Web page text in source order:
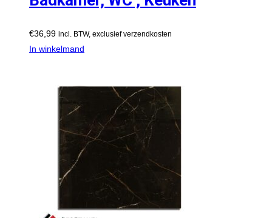
€36,99 incl. BTW, exclusief verzendkosten
In winkelmand